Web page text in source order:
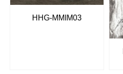
HHG-MMIM03